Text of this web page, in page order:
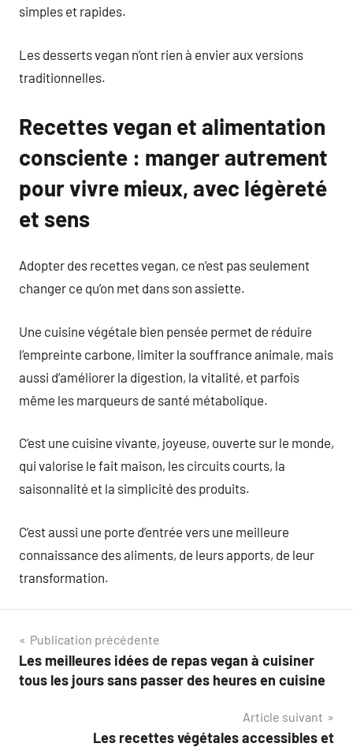
simples et rapides.
Les desserts vegan n’ont rien à envier aux versions
traditionnelles.
Recettes vegan et alimentation
consciente : manger autrement
pour vivre mieux, avec légèreté
et sens
Adopter des recettes vegan, ce n’est pas seulement
changer ce qu’on met dans son assiette.
Une cuisine végétale bien pensée permet de réduire
l’empreinte carbone, limiter la souffrance animale, mais
aussi d’améliorer la digestion, la vitalité, et parfois
même les marqueurs de santé métabolique.
C’est une cuisine vivante, joyeuse, ouverte sur le monde,
qui valorise le fait maison, les circuits courts, la
saisonnalité et la simplicité des produits.
C’est aussi une porte d’entrée vers une meilleure
connaissance des aliments, de leurs apports, de leur
transformation.
Navigation
de
Publication précédente
Les meilleures idées de repas vegan à cuisiner
tous les jours sans passer des heures en cuisine
Article suivant
Les recettes végétales accessibles et